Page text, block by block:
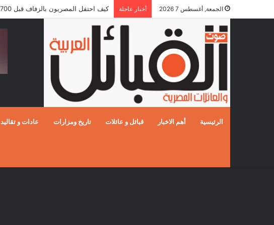
الجمعة, أغسطس 7 2026 أخبار عاجلة كيف احتفل المصريون بالزفاف قبل 700 عام؟
الرئيسية أهم الاخبار قبائل و عائلات تاريخ ومزارات عادات و تقاليد